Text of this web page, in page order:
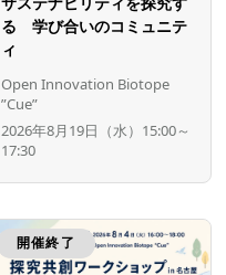
る 学び合いのコミュニテ
ィ
Open Innovation Biotope
”Cue”
2026年8月19日（水）15:00～
17:30
開催終了